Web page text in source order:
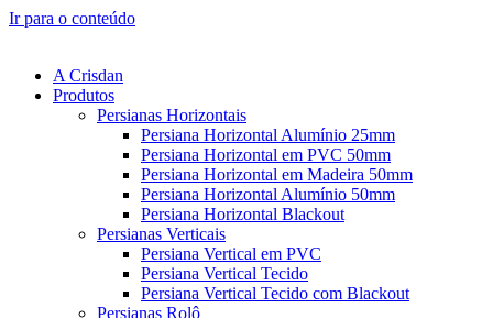
Ir para o conteúdo
A Crisdan
Produtos
Persianas Horizontais
Persiana Horizontal Alumínio 25mm
Persiana Horizontal em PVC 50mm
Persiana Horizontal em Madeira 50mm
Persiana Horizontal Alumínio 50mm
Persiana Horizontal Blackout
Persianas Verticais
Persiana Vertical em PVC
Persiana Vertical Tecido
Persiana Vertical Tecido com Blackout
Persianas Rolô